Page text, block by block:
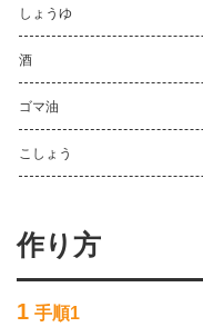
しょうゆ
酒
ゴマ油
こしょう
作り方
1 手順1